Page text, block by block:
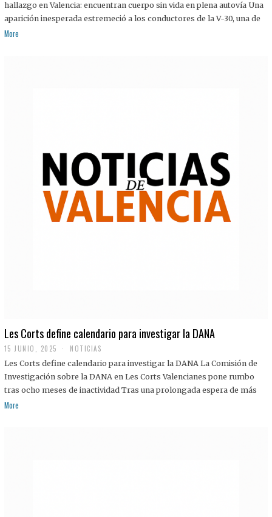
hallazgo en Valencia: encuentran cuerpo sin vida en plena autovía Una
aparición inesperada estremeció a los conductores de la V-30, una de
More
Les Corts define calendario para investigar la DANA
15 JUNIO, 2025 NOTICIAS
Les Corts define calendario para investigar la DANA La Comisión de
Investigación sobre la DANA en Les Corts Valencianes pone rumbo
tras ocho meses de inactividad Tras una prolongada espera de más
More